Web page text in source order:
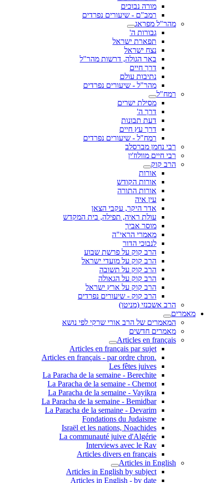
מורה נבוכים
רמב"ם - שיעורים נפרדים
מהר"ל מפראג
גבורות ה'
תפארת ישראל
נצח ישראל
באר הגולה, דרשות מהר"ל
דרך חיים
נתיבות עולם
מהר"ל - שיעורים נפרדים
רמח"ל
מסילת ישרים
דרך ה'
דעת תבונות
דרך עץ חיים
רמח"ל - שיעורים נפרדים
רבי נחמן מברסלב
רבי חיים מוולוז'ין
הרב קוק
אורות
אורות הקודש
אורות התורה
עין איה
אדר היקר, עקבי הצאן
עולת ראיה, תפילה, בית המקדש
מוסר אביך
מאמרי הראי"ה
לנבוכי הדור
הרב קוק על פרשת שבוע
הרב קוק על מועדי ישראל
הרב קוק על תשובה
הרב קוק על הגאולה
הרב קוק על ארץ ישראל
הרב קוק - שיעורים נפרדים
הרב אשכנזי (מניטו)
מאמרים
המאמרים של הרב אורי שרקי לפי נושא
מאמרים חדשים
Articles en français
Articles en français par sujet
.Articles en français - par ordre chron
Les fêtes juives
La Paracha de la semaine - Berechite
La Paracha de la semaine - Chemot
La Paracha de la semaine - Vayikra
La Paracha de la semaine - Bemidbar
La Paracha de la semaine - Devarim
Fondations du Judaisme
Israël et les nations, Noachides
La communauté juive d'Algérie
Interviews avec le Rav
Articles divers en français
Articles in English
Articles in English by subject
Articles in English - by date